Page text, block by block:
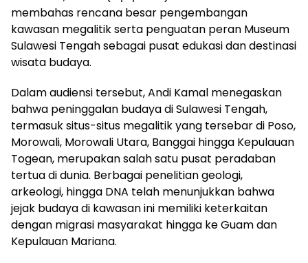
membahas rencana besar pengembangan
kawasan megalitik serta penguatan peran Museum
Sulawesi Tengah sebagai pusat edukasi dan destinasi
wisata budaya.
Dalam audiensi tersebut, Andi Kamal menegaskan
bahwa peninggalan budaya di Sulawesi Tengah,
termasuk situs-situs megalitik yang tersebar di Poso,
Morowali, Morowali Utara, Banggai hingga Kepulauan
Togean, merupakan salah satu pusat peradaban
tertua di dunia. Berbagai penelitian geologi,
arkeologi, hingga DNA telah menunjukkan bahwa
jejak budaya di kawasan ini memiliki keterkaitan
dengan migrasi masyarakat hingga ke Guam dan
Kepulauan Mariana.